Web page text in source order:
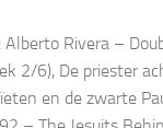
Alberto Rivera –
2/6), De priester
en de zwarte